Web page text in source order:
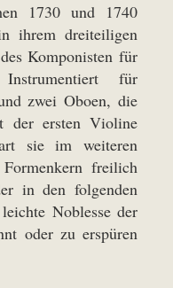
1730 und 1740
ihrem dreiteiligen
Komponisten für
für
zwei Oboen, die
der ersten Violine
sie im weiteren
freilich
in den folgenden
Noblesse der
oder zu erspüren